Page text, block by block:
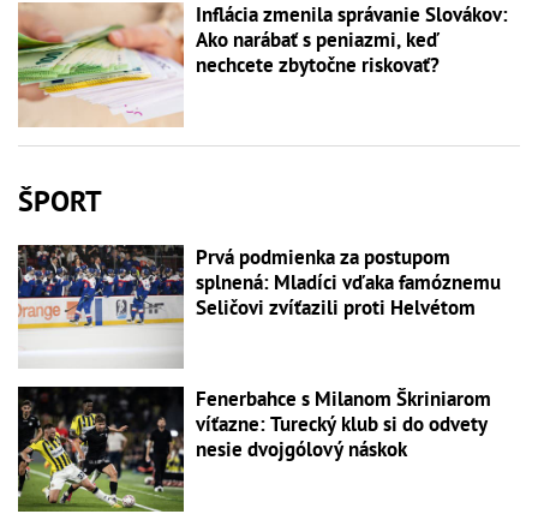
Inflácia zmenila správanie Slovákov:
Ako narábať s peniazmi, keď
nechcete zbytočne riskovať?
ŠPORT
Prvá podmienka za postupom
splnená: Mladíci vďaka famóznemu
Seličovi zvíťazili proti Helvétom
Fenerbahce s Milanom Škriniarom
víťazne: Turecký klub si do odvety
nesie dvojgólový náskok